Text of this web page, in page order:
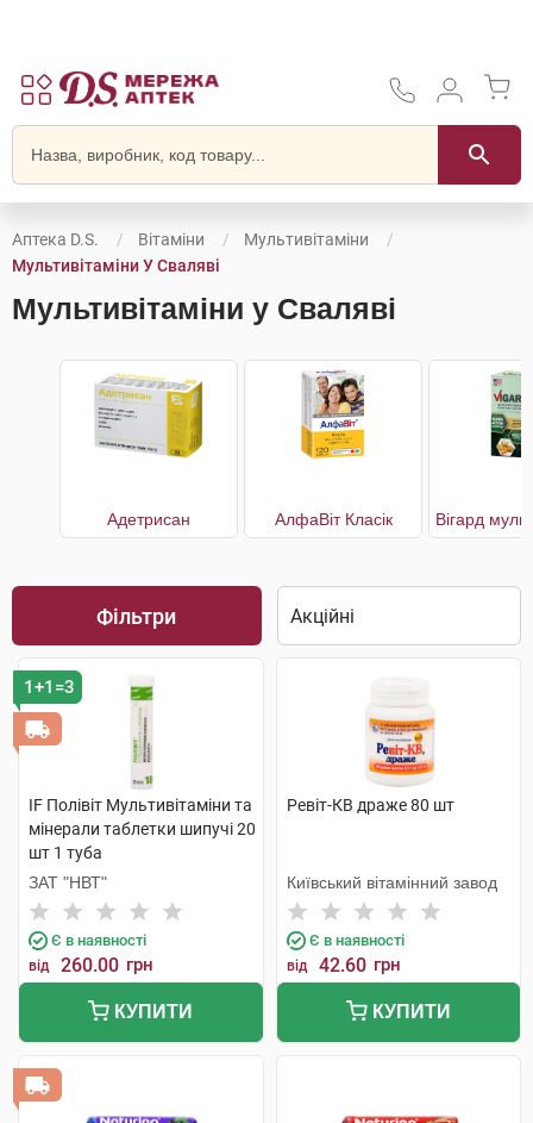
Аптека D.S. Вітаміни
Мультивітаміни
Мультивітаміни У Сваляві
Мультивітаміни у Сваляві
Адетрисан АлфаВіт Класік
Фільтри
1+1=3
IF Полівіт Мультивітаміни та
мінерали таблетки шипучі 20
шт 1 туба
ЗАТ "НВТ"
Є в наявності
від 260.00 грн
КУПИТИ
Ревіт-КВ драже 80 шт
Київський вітамінний завод
Є в наявності
від 42.60 грн
КУПИТИ